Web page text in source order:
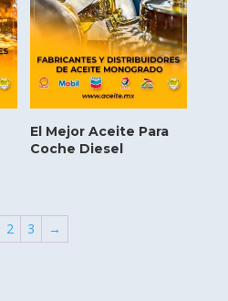
El Mejor Aceite Para
Coche Diesel
2 3 →